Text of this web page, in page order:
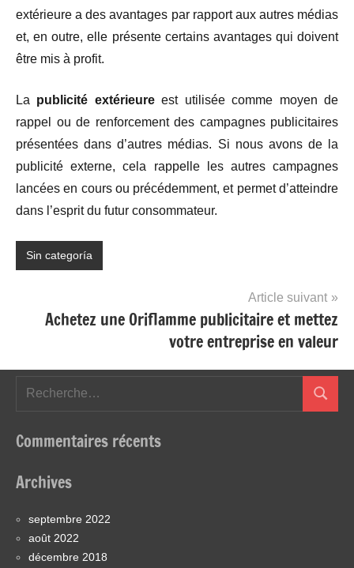
extérieure a des avantages par rapport aux autres médias
et, en outre, elle présente certains avantages qui doivent
être mis à profit.
La publicité extérieureest utilisée comme moyen de
rappel ou de renforcement des campagnes publicitaires
présentées dans d’autres médias. Si nous avons de la
publicité externe, cela rappelle les autres campagnes
lancées en cours ou précédemment, et permet d’atteindre
dans l’esprit du futur consommateur.
Sin categoría
Article suivant
Achetez une Oriflamme publicitaire et mettez
votre entreprise en valeur
Commentaires récents
Archives
septembre 2022
août 2022
décembre 2018